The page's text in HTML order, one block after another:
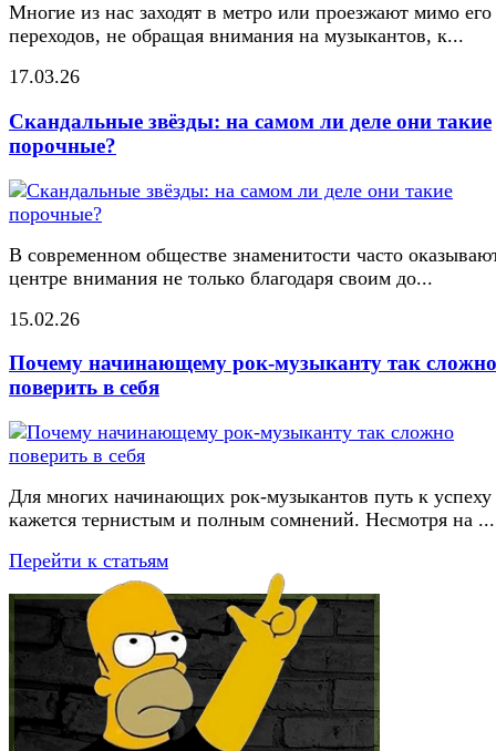
Многие из нас заходят в метро или проезжают мимо его
переходов, не обращая внимания на музыкантов, к...
17.03.26
Скандальные звёзды: на самом ли деле они такие
порочные?
В современном обществе знаменитости часто
центре внимания не только благодаря своим до...
15.02.26
Почему начинающему рок-музыканту так сложно
поверить в себя
Для многих начинающих рок-музыкантов путь к успеху
кажется тернистым и полным сомнений. Несмотря на ...
Перейти к статьям